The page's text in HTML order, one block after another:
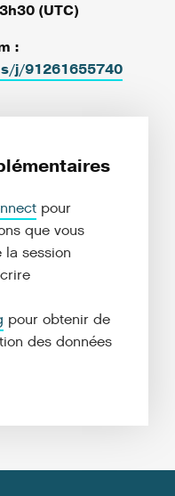
(UTC)
:
j/91261655740
pour
que vous
session
pour obtenir de
des données